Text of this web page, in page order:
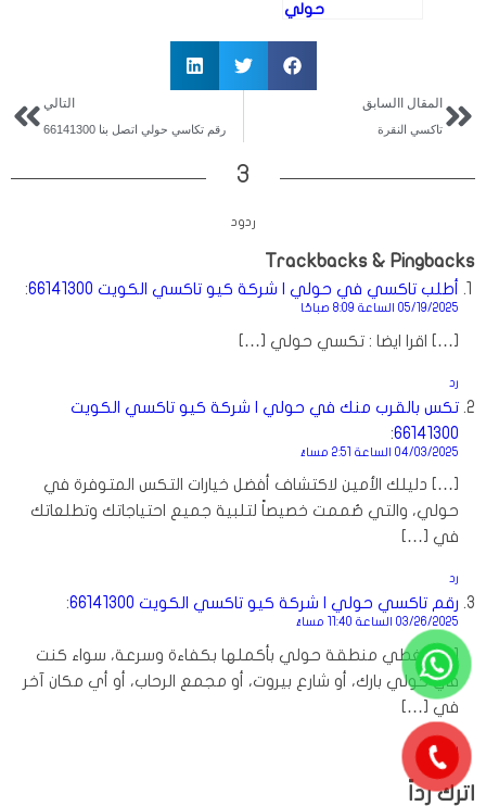
حولي
المقال االسابق
تاكسي النقرة
التالي
رقم تكاسي حولي اتصل بنا 66141300
3
ردود
Trackbacks & Pingbacks
يقول
أطلب تاكسي في حولي | شركة كيو تاكسي الكويت 66141300 :
05/19/2025 الساعة 8:09 صباحًا
[…] اقرا ايضا : تكسي حولي […]
رد
يقول
تكس بالقرب منك في حولي | شركة كيو تاكسي الكويت
66141300
:
04/03/2025 الساعة 2:51 مساءً
[…] دليلك الأمين لاكتشاف أفضل خيارات التكس المتوفرة في
حولي، والتي صُممت خصيصاً لتلبية جميع احتياجاتك وتطلعاتك
في […]
رد
يقول
رقم تاكسي حولي | شركة كيو تاكسي الكويت 66141300 :
03/26/2025 الساعة 11:40 مساءً
[…] يغطي منطقة حولي بأكملها بكفاءة وسرعة، سواء كنت
في حولي بارك، أو شارع بيروت، أو مجمع الرحاب، أو أي مكان آخر
في […]
رد
اترك رداً